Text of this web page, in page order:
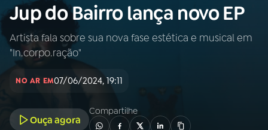
Buscar
na
Rádio
Nacional
Buscar
AO VIVO
INÍCIO
Jup do Bairro lança novo EP
Artista fala sobre sua nova fase estética e musical em
"In.corpo.ração"
NO AR EM07/06/2024, 19:11
Ouça agora
Compartilhe